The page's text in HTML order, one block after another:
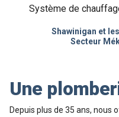
Système de
Shawinigan et
Secteur
Une
Depuis plus de 35 ans,